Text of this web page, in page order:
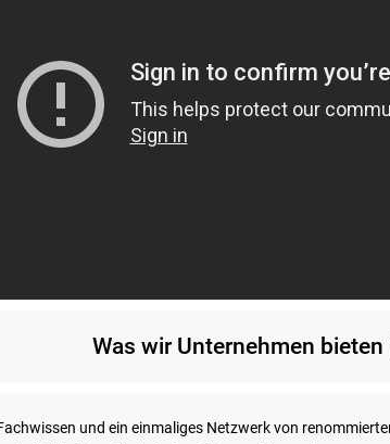
Was wir Unternehmen bieten
und ein einmaliges Netzwerk von